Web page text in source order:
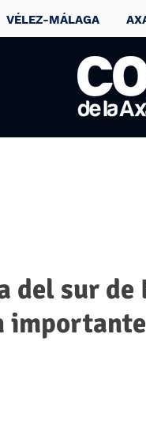
VÉLEZ-MÁLAGA
del sur de